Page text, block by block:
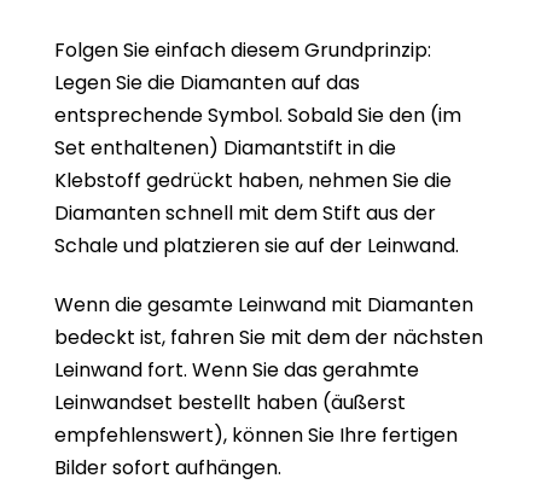
Folgen Sie einfach diesem Grundprinzip:
Legen Sie die Diamanten auf das
entsprechende Symbol. Sobald Sie den (im
Set enthaltenen) Diamantstift in die
Klebstoff gedrückt haben, nehmen Sie die
Diamanten schnell mit dem Stift aus der
Schale und platzieren sie auf der Leinwand.
Wenn die gesamte Leinwand mit Diamanten
bedeckt ist, fahren Sie mit dem der nächsten
Leinwand fort. Wenn Sie das gerahmte
Leinwandset bestellt haben (äußerst
empfehlenswert), können Sie Ihre fertigen
Bilder sofort aufhängen.